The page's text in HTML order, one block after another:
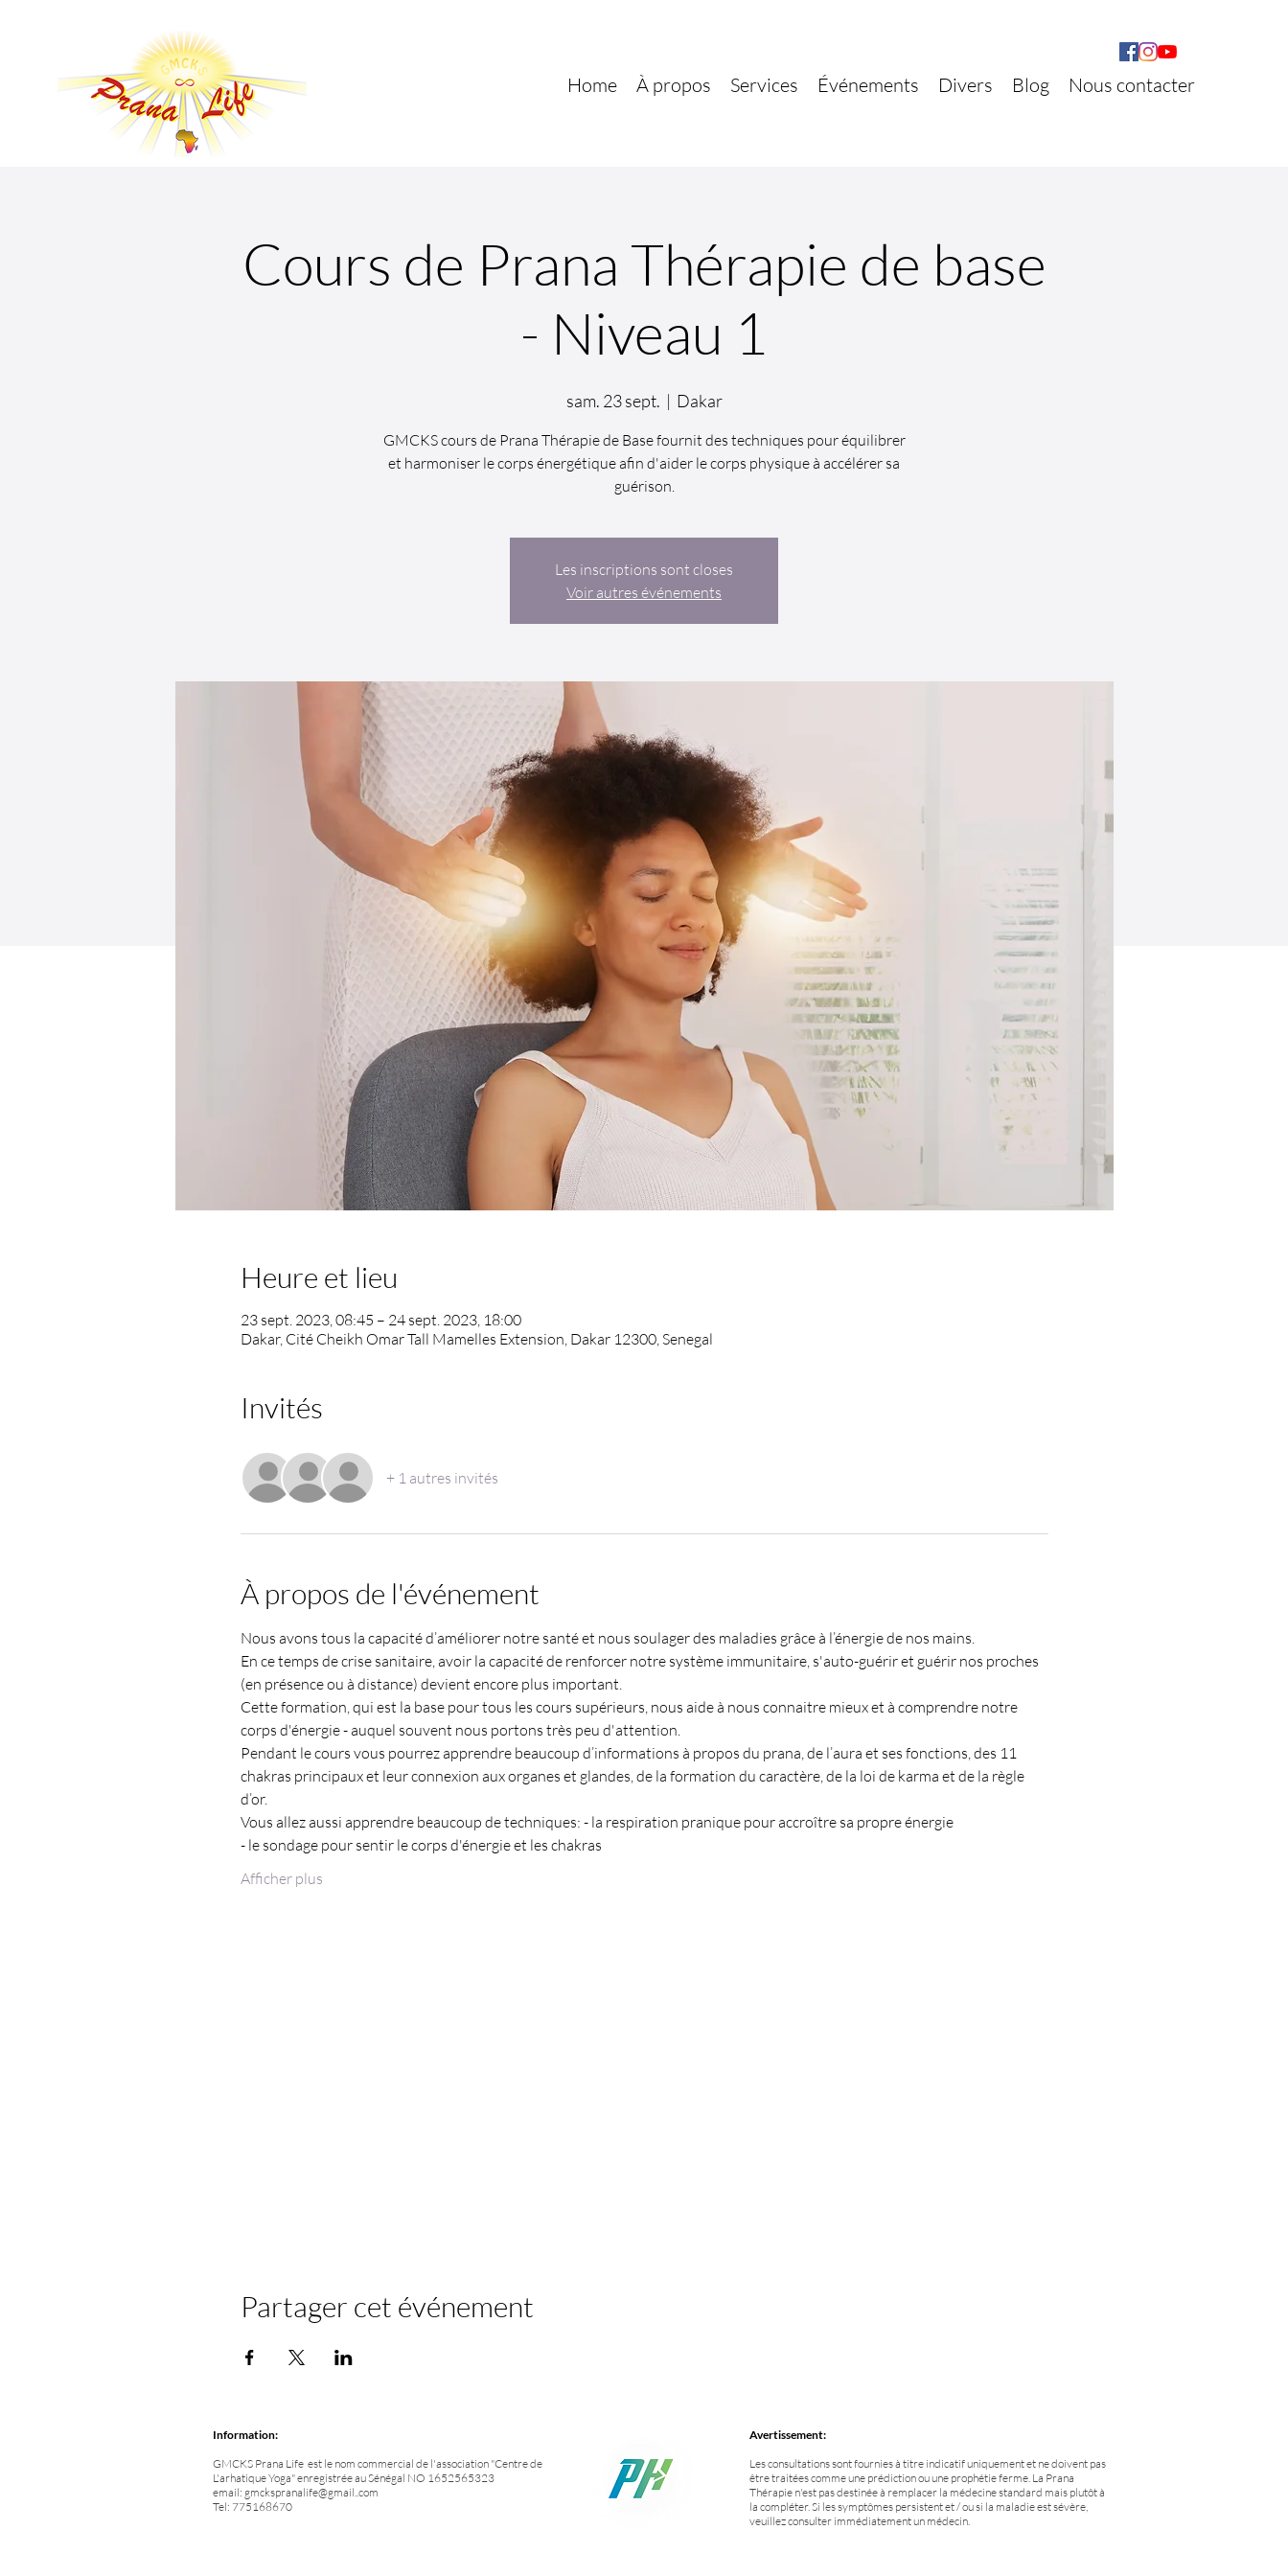
Home À propos Services Événements Divers Blog Nous contacter
Cours de Prana Thérapie de base
- Niveau 1
sam. 23 sept.
  |
Dakar
GMCKS cours de Prana Thérapie de Base fournit des techniques pour équilibrer
et harmoniser le corps énergétique afin d'aider le corps physique à accélérer sa
guérison.
Les inscriptions sont closes
Voir autres événements
Heure et lieu
23 sept. 2023, 08:45 – 24 sept. 2023, 18:00
Dakar, Cité Cheikh Omar Tall Mamelles Extension, Dakar 12300, Senegal
Invités
+ 1 autres invités
À propos de l'événement
Nous avons tous la capacité d’améliorer notre santé et nous soulager des maladies grâce à l’énergie de nos mains.
En ce temps de crise sanitaire, avoir la capacité de renforcer notre système immunitaire, s'auto-guérir et guérir nos proches
(en présence ou à distance) devient encore plus important.
Cette formation, qui est la base pour tous les cours supérieurs, nous aide à nous connaitre mieux et à comprendre notre
corps d'énergie - auquel souvent nous portons très peu d'attention.
Pendant le cours vous pourrez apprendre beaucoup d’informations à propos du prana, de l’aura et ses fonctions, des 11
chakras principaux et leur connexion aux organes et glandes, de la formation du caractère, de la loi de karma et de la règle
d’or.
Vous allez aussi apprendre beaucoup de techniques: - la respiration pranique pour accroître sa propre énergie
- le sondage pour sentir le corps d'énergie et les chakras
Afficher plus
Partager cet événement
Information:
GMCKS Prana Life est le nom commercial de l'association "Centre de
L'arhatique Yoga" enregistrée au Sénégal NO 1652565323
email: gmckspranalife@gmail..com
Tel: 775168670
Avertissement:
Les consultations sont fournies à titre indicatif uniquement et ne doivent pas
être traitées comme une prédiction ou une prophétie ferme. La Prana
Thérapie n'est pas destinée à remplacer la médecine standard mais plutôt à
la compléter. Si les symptômes persistent et / ou si la maladie est sévère,
veuillez consulter immédiatement un médecin.